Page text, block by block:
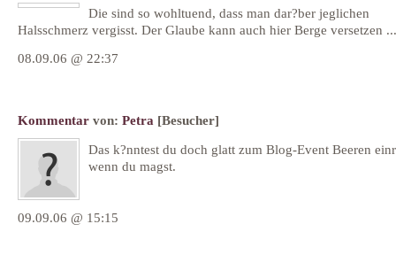
Die sind so wohltuend, dass man dar?ber jeglichen
Halsschmerz vergisst. Der Glaube kann auch hier Berge versetzen
08.09.06 @ 22:37
Kommentar von: Petra [Besucher]
Das k?nntest du doch glatt zum Blog-Event Beeren
wenn du magst.
09.09.06 @ 15:15